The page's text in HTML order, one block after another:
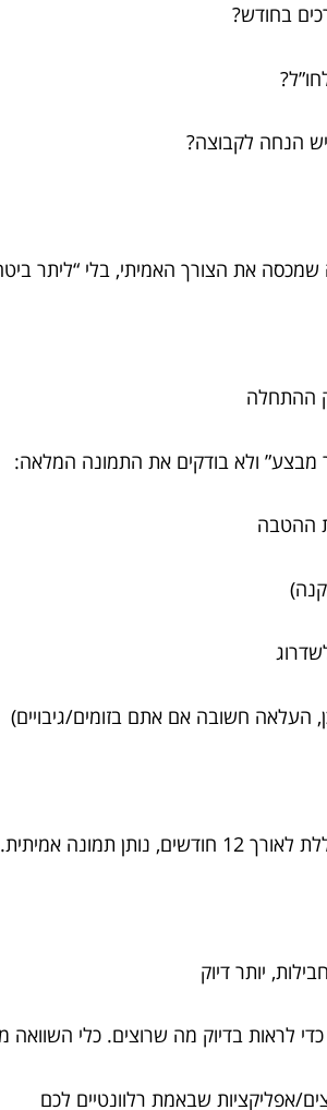
בחודש?
הנחה לקבוצה?
את הצורך האמיתי, בלי “ליתר
ההתחלה
מבצע” ולא בודקים את התמונה המלאה:
ההטבה
העלאה חשובה אם אתם בזומים/גיבויים)
בין “זול” לבין “משתלם”.
יותר דיוק
כדי לראות בדיוק מה שרוצים. כלי
אפליקציות שבאמת רלוונטיים לכם